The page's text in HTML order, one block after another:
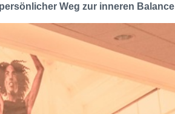
Weg zur inneren Balance